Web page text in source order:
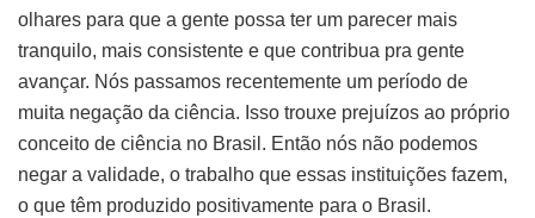
olhares para que a gente possa ter um parecer mais
tranquilo, mais consistente e que contribua pra gente
avançar. Nós passamos recentemente um período de
muita negação da ciência. Isso trouxe prejuízos ao próprio
conceito de ciência no Brasil. Então nós não podemos
negar a validade, o trabalho que essas instituições fazem,
o que têm produzido positivamente para o Brasil.